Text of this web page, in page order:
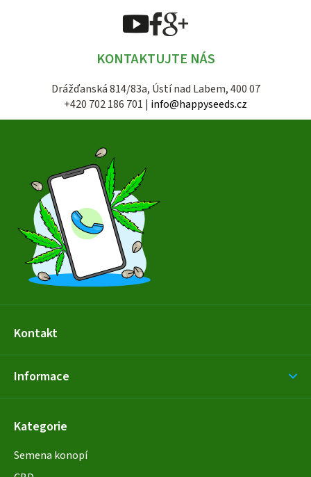
KONTAKTUJTE NÁS
Drážďanská 814/83a, Ústí nad Labem, 400 07
+420 702 186 701 | info@happyseeds.cz
Kontakt
Informace
Kategorie
Semena konopí